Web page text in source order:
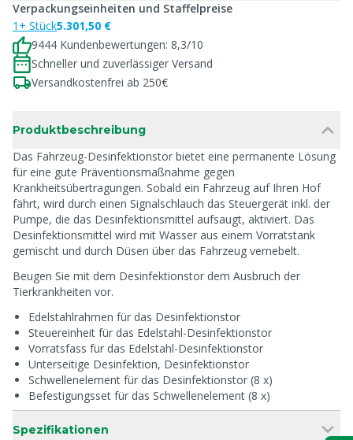
Verpackungseinheiten und Staffelpreise
1+ Stück5.301,50 €
9444 Kundenbewertungen: 8,3/10
Schneller und zuverlässiger Versand
Versandkostenfrei ab 250€
Produktbeschreibung
Das Fahrzeug-Desinfektionstor bietet eine permanente Lösung
für eine gute Präventionsmaßnahme gegen
Krankheitsübertragungen. Sobald ein Fahrzeug auf Ihren Hof
fährt, wird durch einen Signalschlauch das Steuergerät inkl. der
Pumpe, die das Desinfektionsmittel aufsaugt, aktiviert. Das
Desinfektionsmittel wird mit Wasser aus einem Vorratstank
gemischt und durch Düsen über das Fahrzeug vernebelt.
Beugen Sie mit dem Desinfektionstor dem Ausbruch der
Tierkrankheiten vor.
Edelstahlrahmen für das Desinfektionstor
Steuereinheit für das Edelstahl-Desinfektionstor
Vorratsfass für das Edelstahl-Desinfektionstor
Unterseitige Desinfektion, Desinfektionstor
Schwellenelement für das Desinfektionstor (8 x)
Befestigungsset für das Schwellenelement (8 x)
Spezifikationen